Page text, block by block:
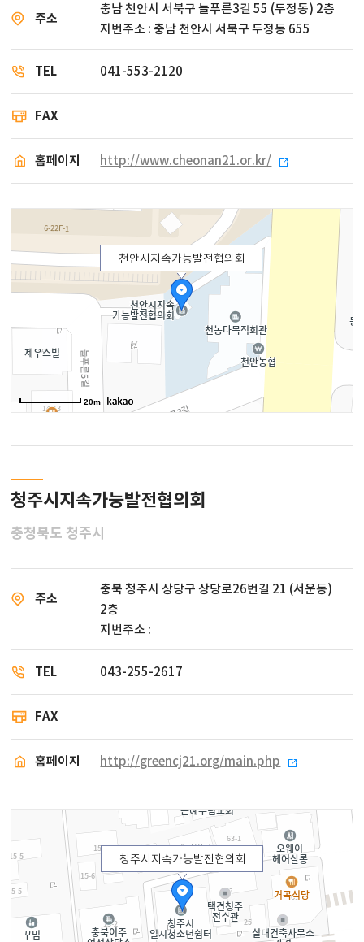
주소
충남 천안시 서북구 늘푸른3길 55 (두정동) 2층
지번주소 : 충남 천안시 서북구 두정동 655
TEL 041-553-2120
FAX
홈페이지 http://www.cheonan21.or.kr/
천안시지속가능발전협의회
20m
청주시지속가능발전협의회
충청북도 청주시
주소
충북 청주시 상당구 상당로26번길 21 (서운동)
2층
지번주소 :
TEL 043-255-2617
FAX
홈페이지 http://greencj21.org/main.php
청주시지속가능발전협의회